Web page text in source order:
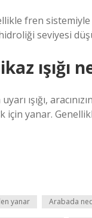
fren sistemiyle
seviyesi
ışığı
uyarı ışığı,
yanar.
yanar Arabada